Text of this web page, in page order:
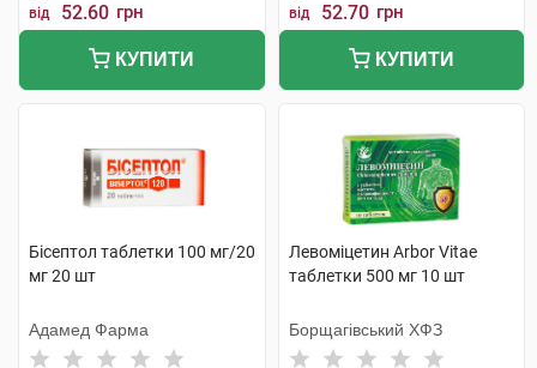
від 52.60 грн
КУПИТИ
від 52.70 грн
КУПИТИ
Бісептол таблетки 100 мг/20
мг 20 шт
Адамед Фарма
Левоміцетин Arbor Vitae
таблетки 500 мг 10 шт
Борщагівський ХФЗ